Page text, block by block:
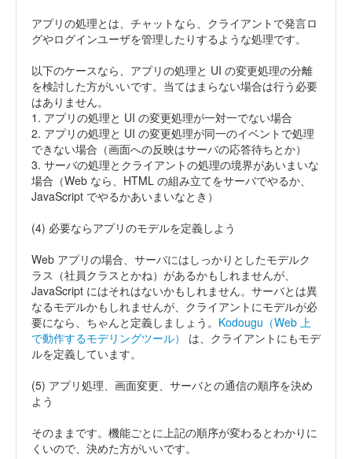
アプリの処理とは、チャットなら、クライアントで発言ロ
グやログインユーザを管理したりするような処理です。
以下のケースなら、アプリの処理と UI の変更処理の分離
を検討した方がいいです。当てはまらない場合は行う必要
はありません。
1. アプリの処理と UI の変更処理が一対一でない場合
2. アプリの処理と UI の変更処理が同一のイベントで処理
できない場合（画面への反映はサーバの応答待ちとか）
3. サーバの処理とクライアントの処理の境界があいまいな
場合（Web なら、HTML の組み立てをサーバでやるか、
JavaScript でやるかあいまいなとき）
(4) 必要ならアプリのモデルを定義しよう
Web アプリの場合、サーバにはしっかりとしたモデルク
ラス（社員クラスとかね）があるかもしれませんが、
JavaScript にはそれはないかもしれません。サーバとは異
なるモデルかもしれませんが、クライアントにモデルが必
要になら、ちゃんと定義しましょう。 Kodougu（Web 上
で動作するモデリングツール）
は、クライアントにもモデ
ルを定義しています。
(5) アプリ処理、画面変更、サーバとの通信の順序を決め
よう
そのままです。機能ごとに上記の順序が変わるとわかりに
くいので、決めた方がいいです。